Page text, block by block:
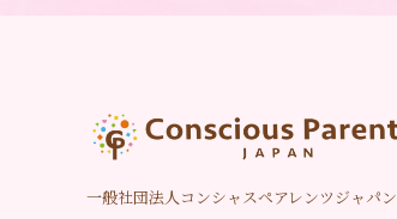
一般社団法人コンシャスペアレンツジャパン